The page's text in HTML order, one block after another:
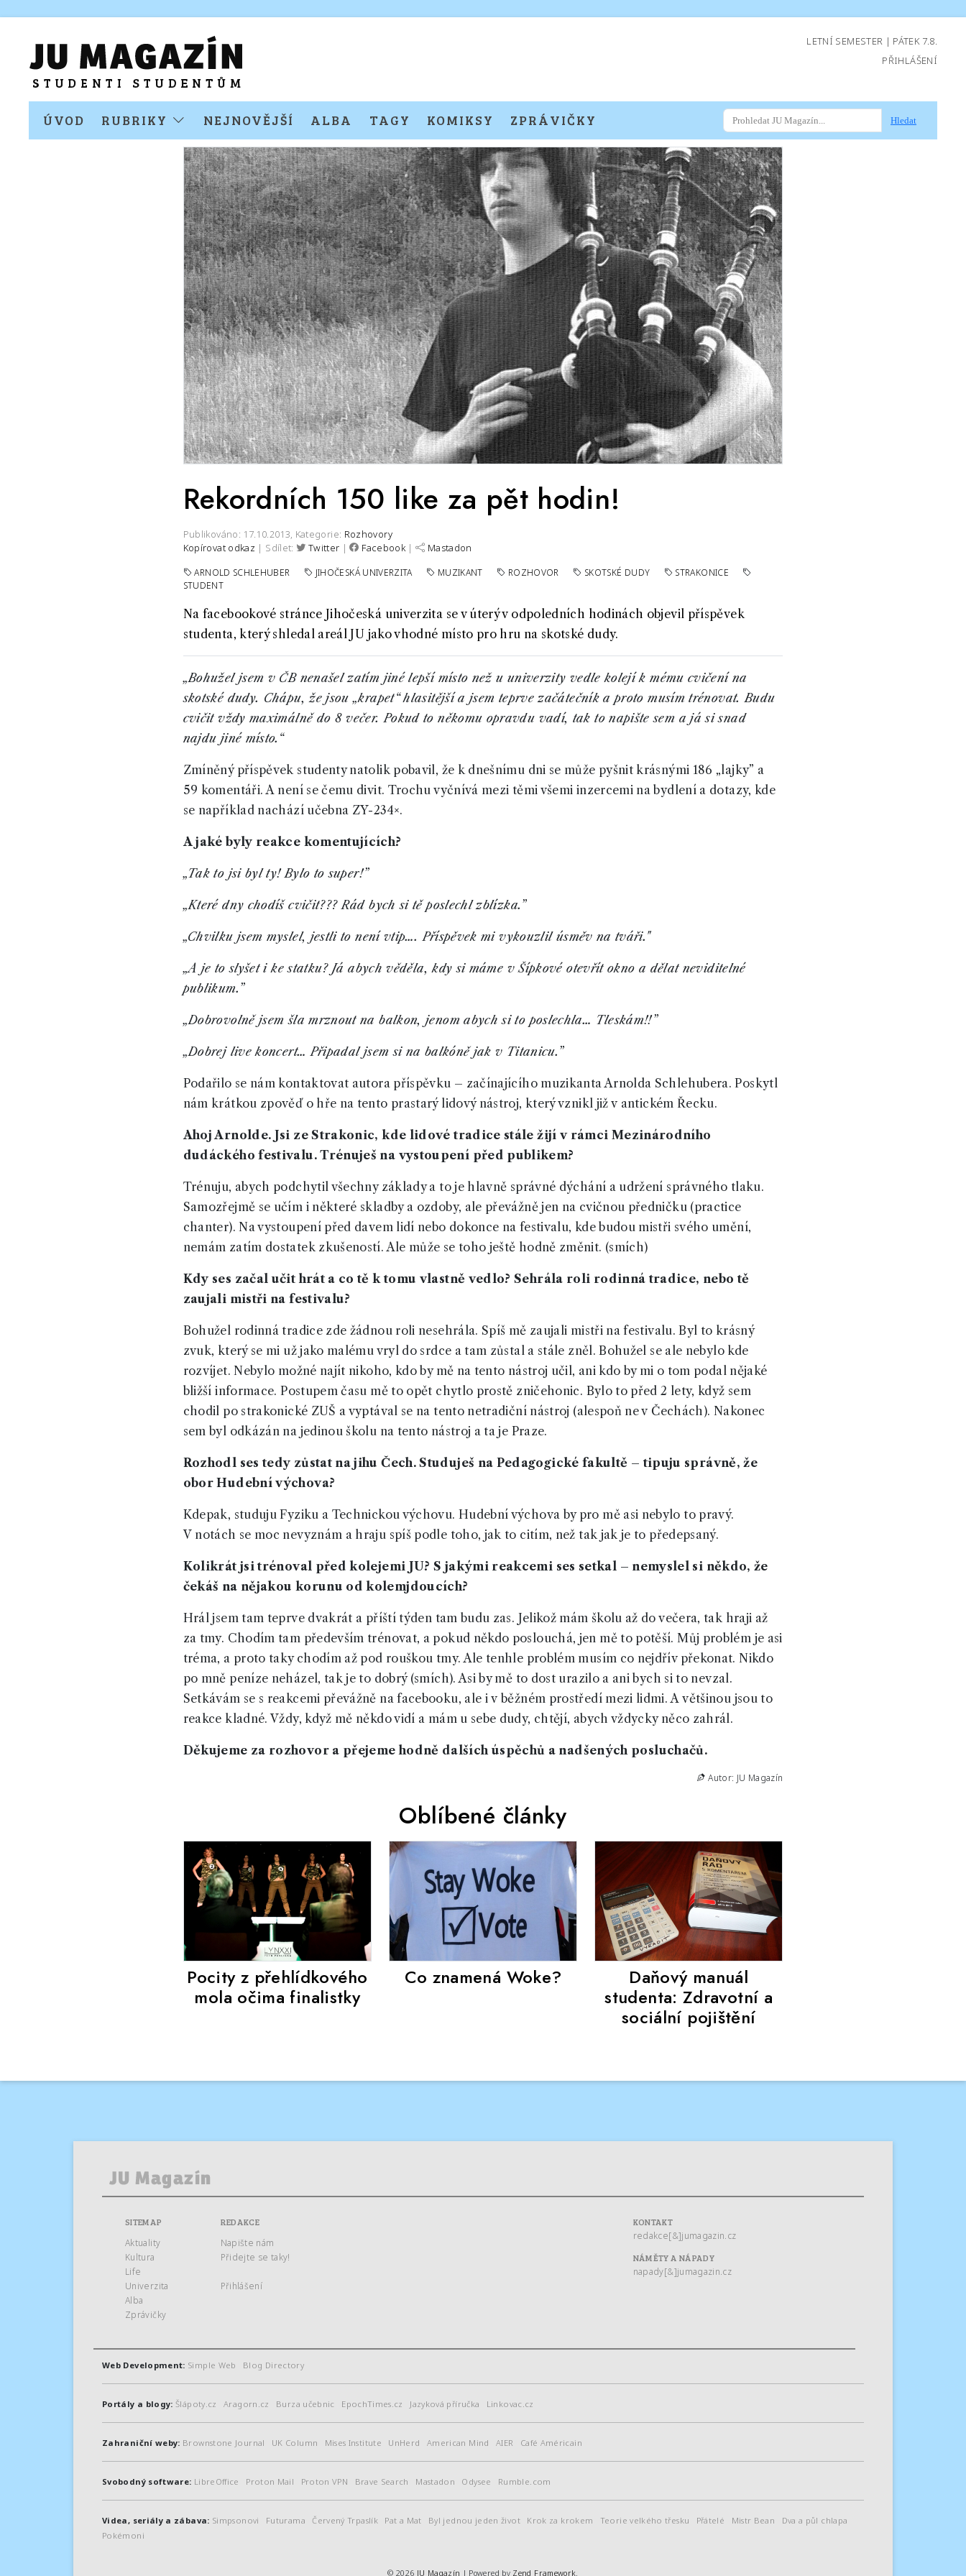
LETNÍ SEMESTER | PÁTEK 7.8.
PŘIHLÁŠENÍ
ÚVOD RUBRIKY NEJNOVĚJŠÍ ALBA TAGY KOMIKSY ZPRÁVIČKY Hledat
Rekordních 150 like za pět hodin!
Publikováno: 17.10.2013, Kategorie: Rozhovory
Kopírovat odkaz | Sdílet: Twitter | Facebook | Mastadon
ARNOLD SCHLEHUBER JIHOČESKÁ UNIVERZITA MUZIKANT ROZHOVOR SKOTSKÉ DUDY
STRAKONICE
STUDENT
Na facebookové stránce Jihočeská univerzita se v úterý v odpoledních hodinách objevil příspěvek
studenta, který shledal areál JU jako vhodné místo pro hru na skotské dudy.
„Bohužel jsem v ČB nenašel zatím jiné lepší místo než u univerzity vedle kolejí k mému cvičení na
skotské dudy. Chápu, že jsou „krapet“ hlasitější a jsem teprve začátečník a proto musím trénovat. Budu
cvičit vždy maximálně do 8 večer. Pokud to někomu opravdu vadí, tak to napište sem a já si snad
najdu jiné místo.“
Zmíněný příspěvek studenty natolik pobavil, že k dnešnímu dni se může pyšnit krásnými 186 „lajky” a
59 komentáři. A není se čemu divit. Trochu vyčnívá mezi těmi všemi inzercemi na bydlení a dotazy, kde
se například nachází učebna ZY-234×.
A jaké byly reakce komentujících?
„Tak to jsi byl ty! Bylo to super!”
„Které dny chodíš cvičit??? Rád bych si tě poslechl zblízka.”
„Chvilku jsem myslel, jestli to není vtip…. Příspěvek mi vykouzlil úsměv na tváři."
„A je to slyšet i ke statku? Já abych věděla, kdy si máme v Šípkové otevřít okno a dělat neviditelné
publikum.”
„Dobrovolně jsem šla mrznout na balkon, jenom abych si to poslechla… Tleskám!!”
„Dobrej live koncert… Připadal jsem si na balkóně jak v Titanicu.”
Podařilo se nám kontaktovat autora příspěvku – začínajícího muzikanta Arnolda Schlehubera. Poskytl
nám krátkou zpověď o hře na tento prastarý lidový nástroj, který vznikl již v antickém Řecku.
Ahoj Arnolde. Jsi ze Strakonic, kde lidové tradice stále žijí v rámci Mezinárodního
dudáckého festivalu. Trénuješ na vystoupení před publikem?
Trénuju, abych podchytil všechny základy a to je hlavně správné dýchání a udržení správného tlaku.
Samozřejmě se učím i některé skladby a ozdoby, ale převážně jen na cvičnou předničku (practice
chanter). Na vystoupení před davem lidí nebo dokonce na festivalu, kde budou mistři svého umění,
nemám zatím dostatek zkušeností. Ale může se toho ještě hodně změnit. (smích)
Kdy ses začal učit hrát a co tě k tomu vlastně vedlo? Sehrála roli rodinná tradice, nebo tě
zaujali mistři na festivalu?
Bohužel rodinná tradice zde žádnou roli nesehrála. Spíš mě zaujali mistři na festivalu. Byl to krásný
zvuk, který se mi už jako malému vryl do srdce a tam zůstal a stále zněl. Bohužel se ale nebylo kde
rozvíjet. Nebylo možné najít nikoho, kdo by mě na tento nástroj učil, ani kdo by mi o tom podal nějaké
bližší informace. Postupem času mě to opět chytlo prostě zničehonic. Bylo to před 2 lety, když sem
chodil po strakonické ZUŠ a vyptával se na tento netradiční nástroj (alespoň ne v Čechách). Nakonec
sem byl odkázán na jedinou školu na tento nástroj a ta je Praze.
Rozhodl ses tedy zůstat na jihu Čech. Studuješ na Pedagogické fakultě – tipuju správně, že
obor Hudební výchova?
Kdepak, studuju Fyziku a Technickou výchovu. Hudební výchova by pro mě asi nebylo to pravý.
V notách se moc nevyznám a hraju spíš podle toho, jak to citím, než tak jak je to předepsaný.
Kolikrát jsi trénoval před kolejemi JU? S jakými reakcemi ses setkal – nemyslel si někdo, že
čekáš na nějakou korunu od kolemjdoucích?
Hrál jsem tam teprve dvakrát a příští týden tam budu zas. Jelikož mám školu až do večera, tak hraji až
za tmy. Chodím tam především trénovat, a pokud někdo poslouchá, jen mě to potěší. Můj problém je asi
tréma, a proto taky chodím až pod rouškou tmy. Ale tenhle problém musím co nejdřív překonat. Nikdo
po mně peníze neházel, tak je to dobrý (smích). Asi by mě to dost urazilo a ani bych si to nevzal.
Setkávám se s reakcemi převážně na facebooku, ale i v běžném prostředí mezi lidmi. A většinou jsou to
reakce kladné. Vždy, když mě někdo vidí a mám u sebe dudy, chtějí, abych vždycky něco zahrál.
Děkujeme za rozhovor a přejeme hodně dalších úspěchů a nadšených posluchačů.
Autor: JU Magazín
Oblíbené články
Pocity z přehlídkového
mola očima finalistky
Co znamená Woke?
Daňový manuál
studenta: Zdravotní a
sociální pojištění
SITEMAP
Aktuality
Kultura
Life
Univerzita
Alba
Zprávičky
REDAKCE
Napište nám
Přidejte se taky!
Přihlášení
KONTAKT
redakce[&]jumagazin.cz
NÁMĚTY A NÁPADY
napady[&]jumagazin.cz
Web Development: Simple Web Blog Directory
Portály a blogy:Šlápoty.cz Aragorn.cz Burza učebnic EpochTimes.cz Jazyková příručka Linkovac.cz
Zahraniční weby: Brownstone Journal UK Column Mises Institute UnHerd American Mind AIER Café Américain
Svobodný software: LibreOffice Proton Mail Proton VPN Brave Search Mastadon Odysee Rumble.com
Videa, seriály a zábava: Simpsonovi Futurama Červený Trpaslík Pat a Mat Byl jednou jeden život Krok za krokem Teorie velkého třesku Přátelé Mistr Bean
Dva a půl chlapa
Pokémoni
© 2026 JU Magazín | Powered by Zend Framework.